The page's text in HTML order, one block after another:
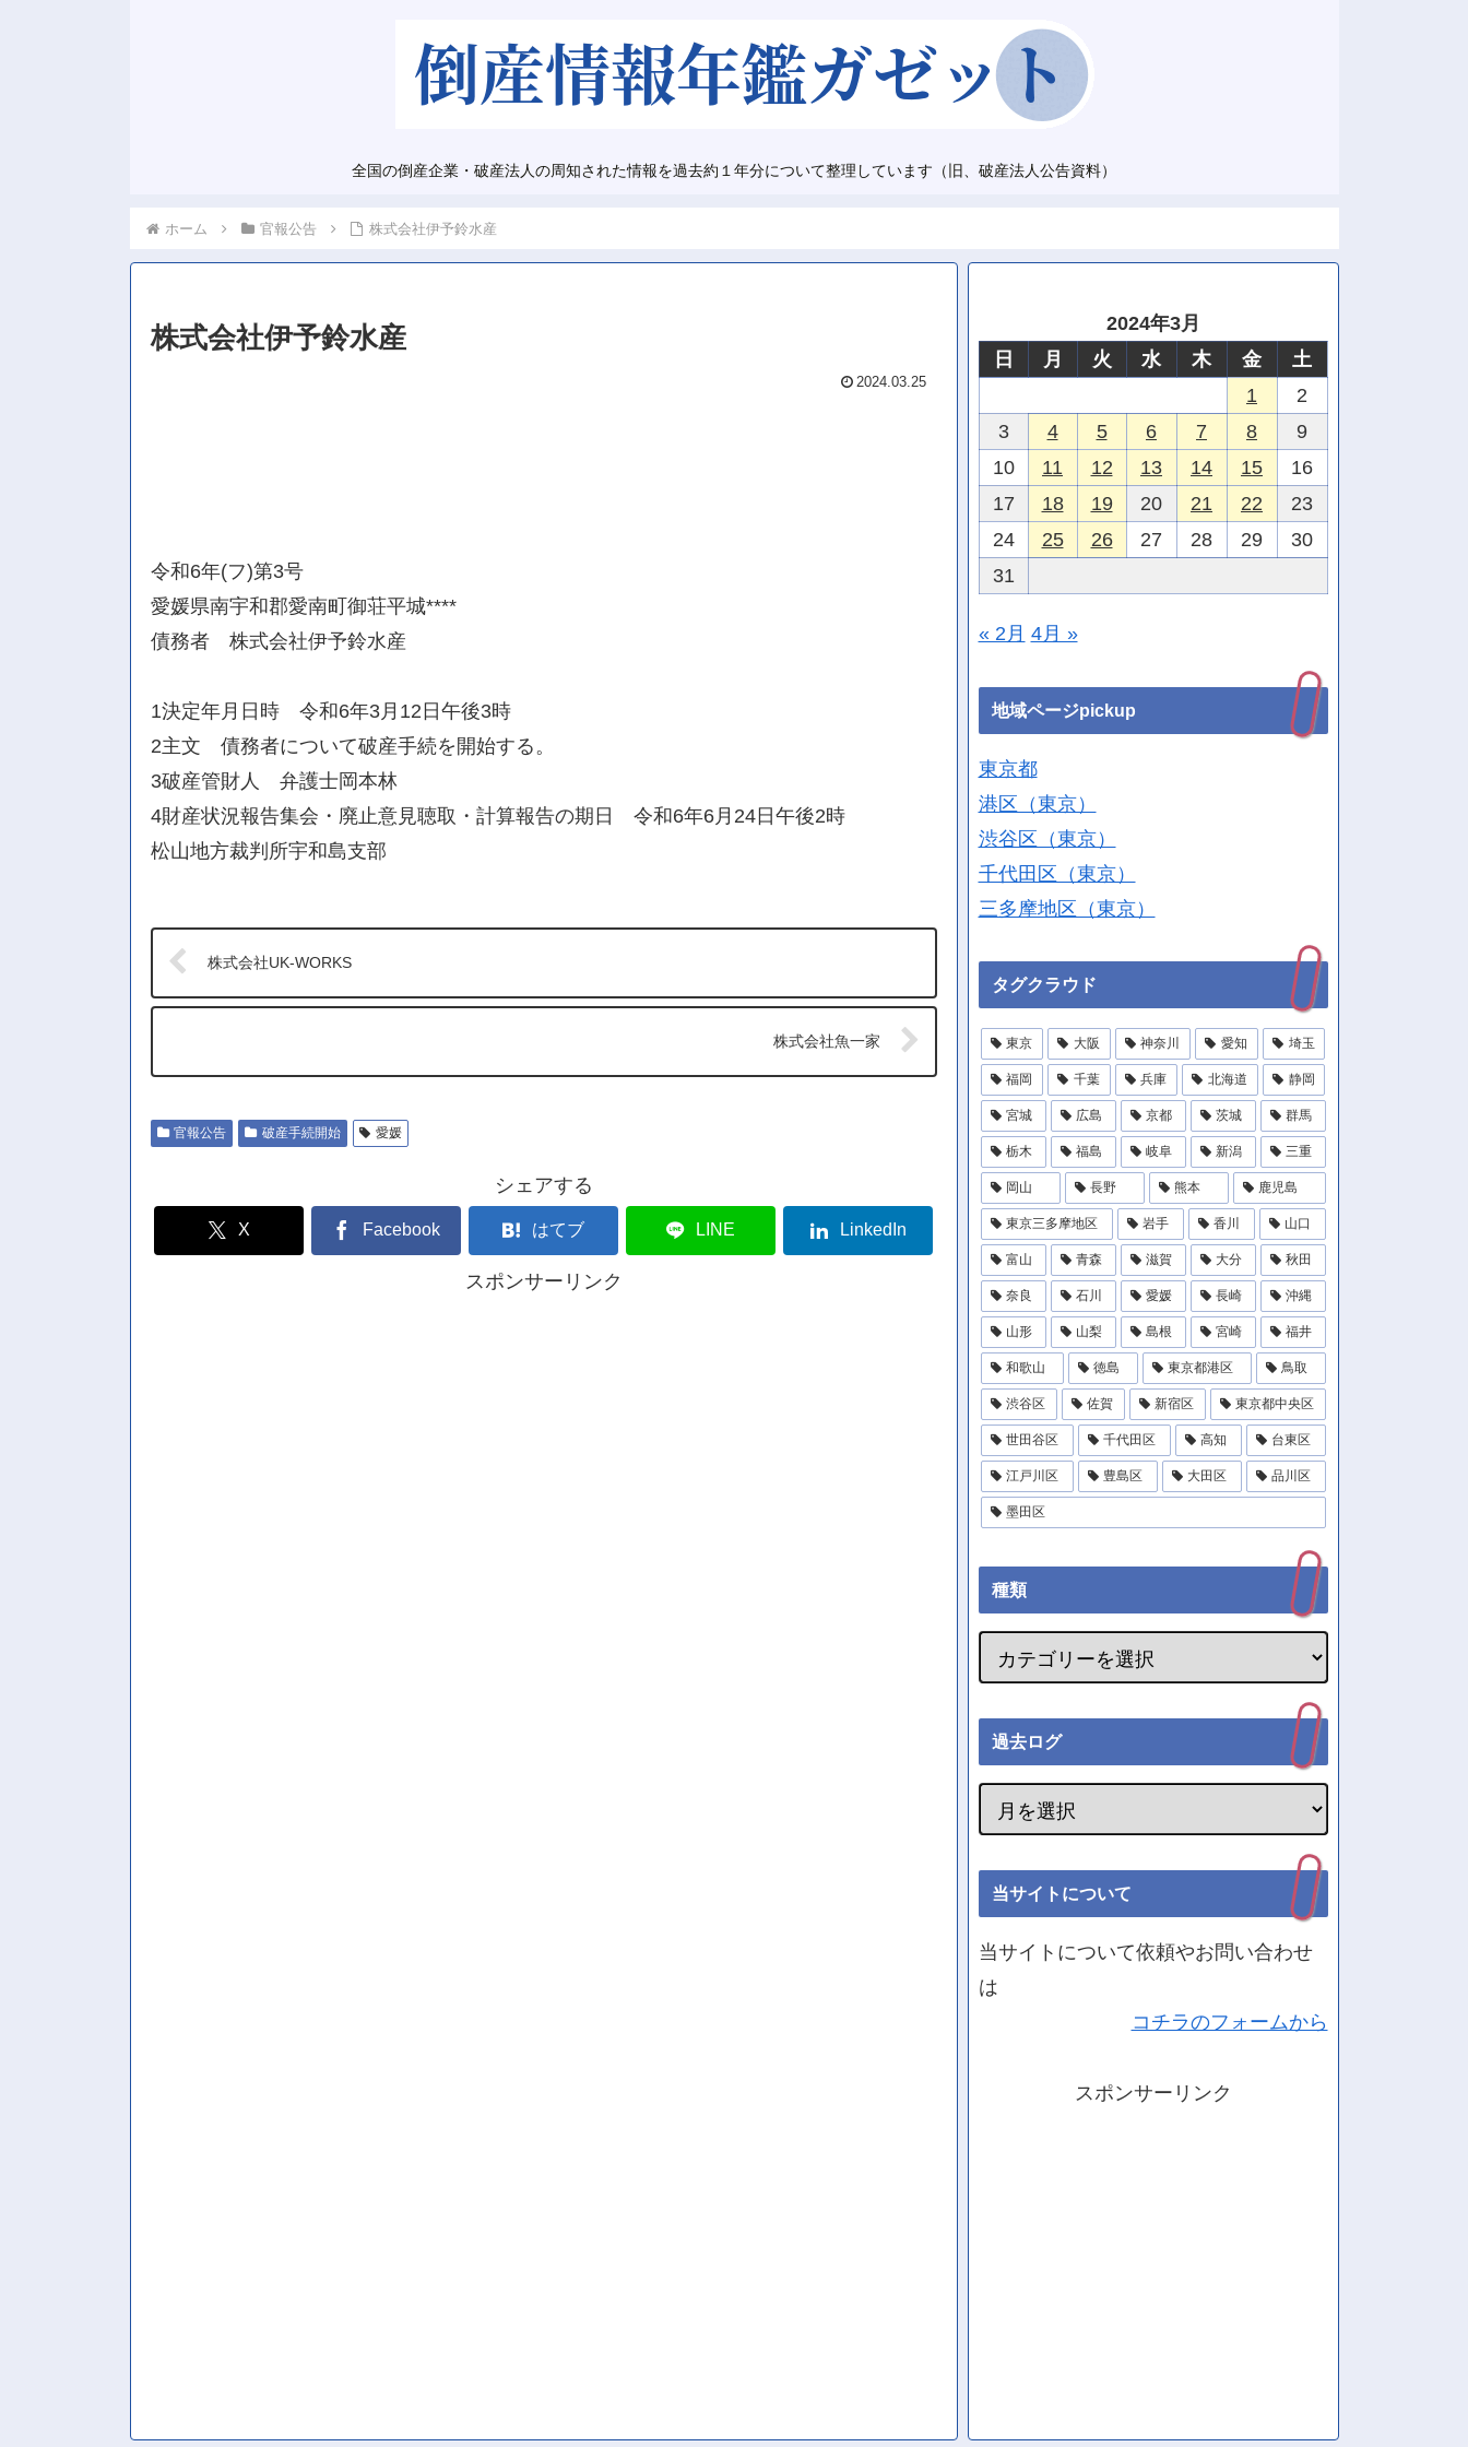
全国の倒産企業・破産法人の周知された情報を過去約１年分について整理しています（旧、破産法人公告資料）
ホーム 官報公告 株式会社伊予鈴水産
株式会社伊予鈴水産
2024.03.25
令和6年(フ)第3号
愛媛県南宇和郡愛南町御荘平城****
債務者 株式会社伊予鈴水産
1決定年月日時 令和6年3月12日午後3時
2主文 債務者について破産手続を開始する。
3破産管財人 弁護士岡本林
4財産状況報告集会・廃止意見聴取・計算報告の期日 令和6年6月24日午後2時
松山地方裁判所宇和島支部
株式会社UK-WORKS
株式会社魚一家
官報公告 破産手続開始 愛媛
シェアする
X Facebook はてブ LINE LinkedIn
スポンサーリンク
2024年3月
日
月 火 水 木 金
土
1
2
3
4 5 6 7 8
9
10
11 12 13 14 15
16
17
18 19 20 21 22
23
24
25 26 27 28 29
30
31
« 2月 4月 »
地域ページpickup
東京都
港区（東京）
渋谷区（東京）
千代田区（東京）
三多摩地区（東京）
タグクラウド
東京 大阪 神奈川 愛知 埼玉
福岡 千葉 兵庫 北海道 静岡
宮城 広島 京都 茨城 群馬
栃木 福島 岐阜 新潟 三重
岡山 長野 熊本 鹿児島
東京三多摩地区 岩手 香川 山口
富山 青森 滋賀 大分 秋田
奈良 石川 愛媛 長崎 沖縄
山形 山梨 島根 宮崎 福井
和歌山 徳島 東京都港区 鳥取
渋谷区 佐賀 新宿区 東京都中央区
世田谷区 千代田区 高知 台東区
江戸川区 豊島区 大田区 品川区
墨田区
種類
過去ログ
当サイトについて
当サイトについて依頼やお問い合わせ
は
コチラのフォームから
スポンサーリンク